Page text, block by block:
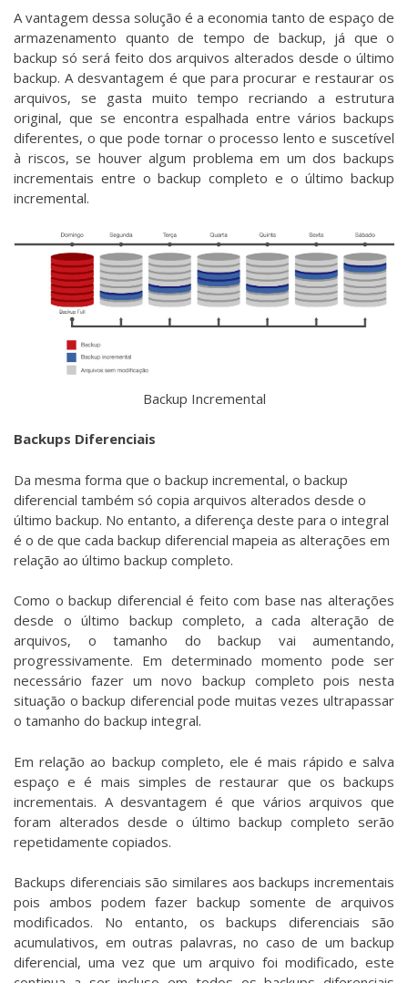
A vantagem dessa solução é a economia tanto de espaço de
armazenamento quanto de tempo de backup, já que o
backup só será feito dos arquivos alterados desde o último
backup. A desvantagem é que para procurar e restaurar os
arquivos, se gasta muito tempo recriando a estrutura
original, que se encontra espalhada entre vários backups
diferentes, o que pode tornar o processo lento e suscetível
à riscos, se houver algum problema em um dos backups
incrementais entre o backup completo e o último backup
incremental.
Backup Incremental
Backups Diferenciais
Da mesma forma que o backup incremental, o backup
diferencial também só copia arquivos alterados desde o
último backup. No entanto, a diferença deste para o integral
é o de que cada backup diferencial mapeia as alterações em
relação ao último backup completo.
Como o backup diferencial é feito com base nas alterações
desde o último backup completo, a cada alteração de
arquivos, o tamanho do backup vai aumentando,
progressivamente. Em determinado momento pode ser
necessário fazer um novo backup completo pois nesta
situação o backup diferencial pode muitas vezes ultrapassar
o tamanho do backup integral.
Em relação ao backup completo, ele é mais rápido e salva
espaço e é mais simples de restaurar que os backups
incrementais. A desvantagem é que vários arquivos que
foram alterados desde o último backup completo serão
repetidamente copiados.
Backups diferenciais são similares aos backups incrementais
pois ambos podem fazer backup somente de arquivos
modificados. No entanto, os backups diferenciais são
acumulativos, em outras palavras, no caso de um backup
diferencial, uma vez que um arquivo foi modificado, este